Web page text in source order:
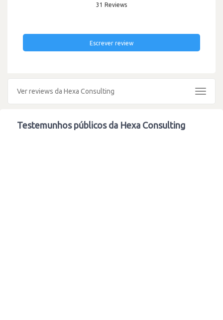
31 Reviews
Escrever review
Ver reviews da Hexa Consulting
Toggle
Testemunhos públicos da Hexa Consulting